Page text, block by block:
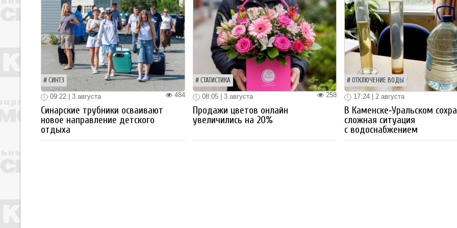
СИНТЗ
484
09:22 | 3 августа
Синарские трубники осваивают
новое направление детского
отдыха
СТАТИСТИКА
258
08:05 | 3 августа
Продажи цветов онлайн
увеличились на 20%
ОТКЛЮЧЕНИЕ ВОДЫ
17:24 | 2 августа
В Каменске‑Уральском
сложная ситуация
с водоснабжением